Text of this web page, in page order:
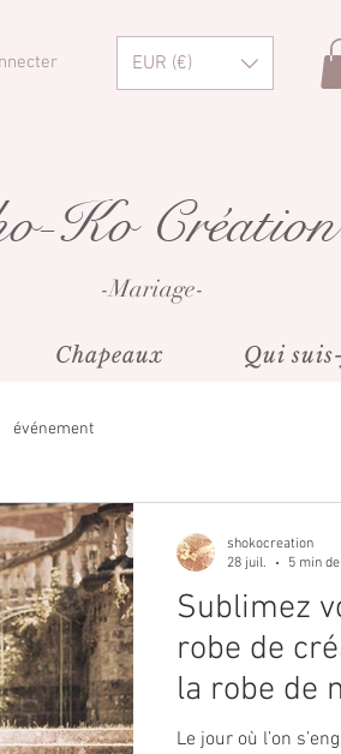
EUR (€)
Ko Création
-Mariage-
Chapeaux Qui
événement
Sublimez
robe de
la robe de
Le jour où l’on
shokocreation
28 juil.
5 min